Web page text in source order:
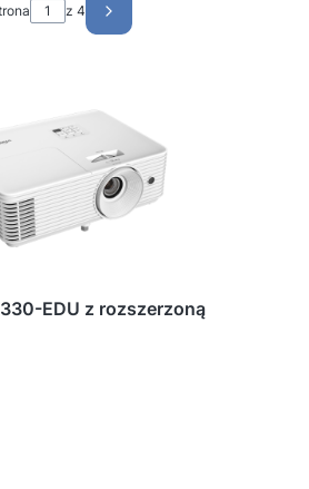
z 4 Następne produkty
rozszerzoną